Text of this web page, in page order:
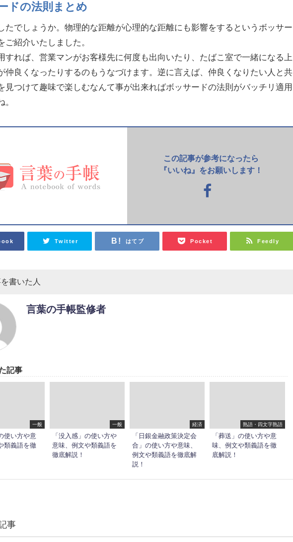
ドの法則まとめ
たでしょうか。物理的な距離が心理的な距離にも影響をするというボッサー
ご紹介いたしました。
すれば、営業マンがお客様先に何度も出向いたり、たばこ室で一緒になる上
仲良くなったりするのもうなづけます。逆に言えば、仲良くなりたい人と共
見つけて趣味で楽しむなんて事が出来ればボッサードの法則がバッチリ適用
。
この記事が参考になったら
『いいね』をお願いします！
Twitter はてブ Pocket Feedly
書いた人
言葉の手帳監修者
記事
一般
使い方や意
類義語を徹
一般
「没入感」の使い方や
意味、例文や類義語を
徹底解説！
経済
「日銀金融政策決定会
合」の使い方や意味、
例文や類義語を徹底解
説！
熟語・四文字熟語
「葬送」の使い方や意
味、例文や類義語を徹
底解説！
事